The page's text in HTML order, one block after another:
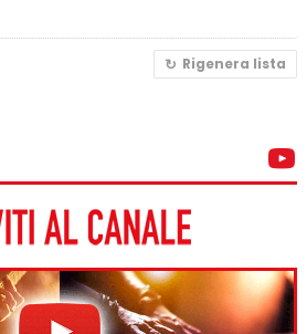
Rigenera lista